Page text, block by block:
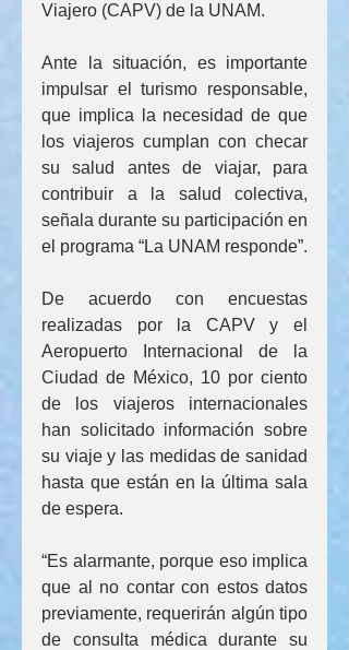
Viajero (CAPV) de la UNAM.
Ante la situación, es importante
impulsar el turismo responsable,
que implica la necesidad de que
los viajeros cumplan con checar
su salud antes de viajar, para
contribuir a la salud colectiva,
señala durante su participación en
el programa “La UNAM responde”.
De acuerdo con encuestas
realizadas por la CAPV y el
Aeropuerto Internacional de la
Ciudad de México, 10 por ciento
de los viajeros internacionales
han solicitado información sobre
su viaje y las medidas de sanidad
hasta que están en la última sala
de espera.
“Es alarmante, porque eso implica
que al no contar con estos datos
previamente, requerirán algún tipo
de consulta médica durante su